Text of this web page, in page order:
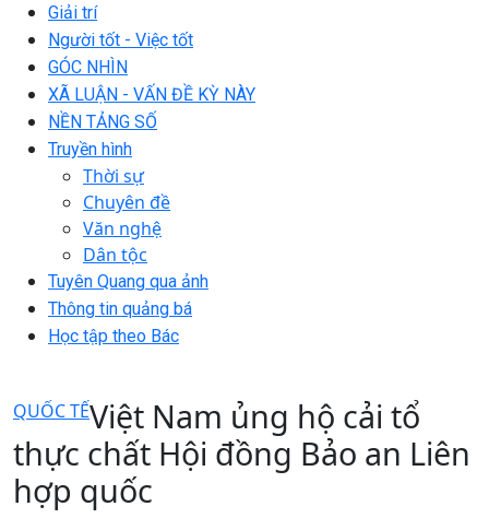
Giải trí
Người tốt - Việc tốt
GÓC NHÌN
XÃ LUẬN - VẤN ĐỀ KỲ NÀY
NỀN TẢNG SỐ
Truyền hình
Thời sự
Chuyên đề
Văn nghệ
Dân tộc
Tuyên Quang qua ảnh
Thông tin quảng bá
Học tập theo Bác
QUỐC TẾViệt Nam ủng hộ cải tổ
thực chất Hội đồng Bảo an Liên
hợp quốc